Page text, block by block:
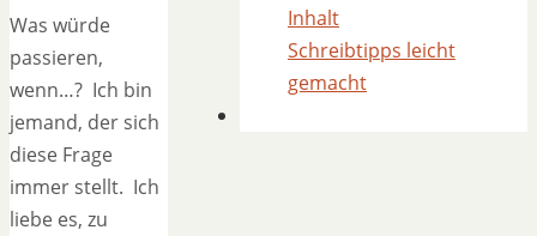
Was würde
passieren,
wenn…? Ich bin
jemand, der sich
diese Frage
immer stellt. Ich
liebe es, zu
Inhalt
Schreibtipps leicht
gemacht